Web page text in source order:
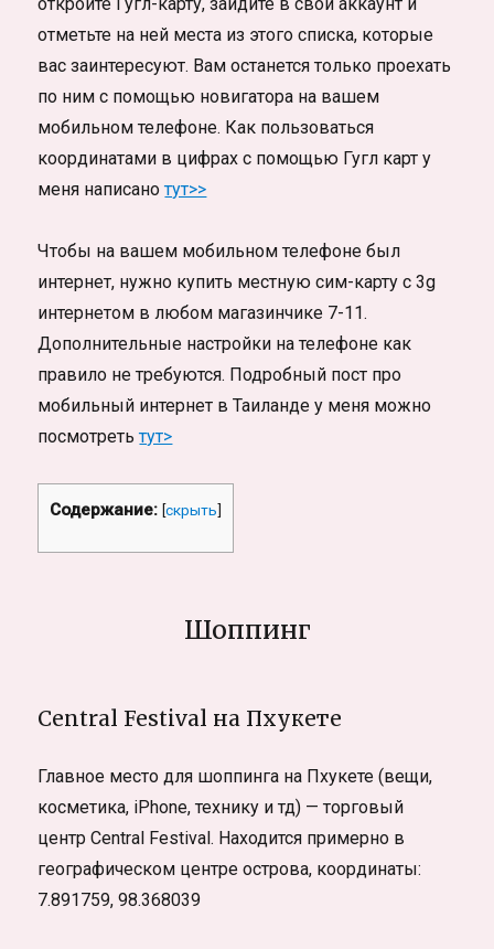
отметьте на ней места из этого списка, которые
вас заинтересуют. Вам останется только проехать
по ним с помощью новигатора на вашем
мобильном телефоне. Как пользоваться
координатами в цифрах с помощью Гугл карт у
меня написанотут>>
Чтобы на вашем мобильном телефоне был
интернет, нужно купить местную сим-карту с 3g
интернетом в любом магазинчике 7-11.
Дополнительные настройки на телефоне как
правило не требуются. Подробный пост про
мобильный интернет в Таиланде у меня можно
посмотретьтут>
Содержание: [скрыть]
Шоппинг
Central Festival на Пхукете
Главное место для шоппинга на Пхукете (вещи,
косметика, iPhone, технику и тд) — торговый
центр Central Festival. Находится примерно в
географическом центре острова, координаты:
7.891759, 98.368039